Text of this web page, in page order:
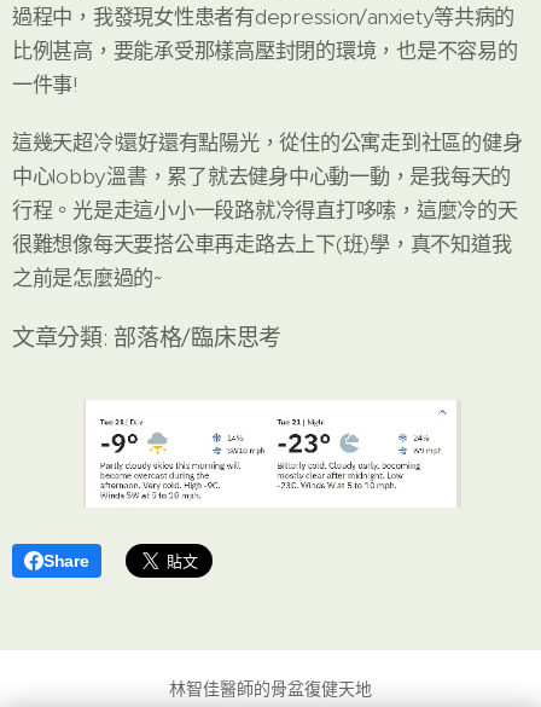
過程中，我發現女性患者有depression/anxiety等共病的
比例甚高，要能承受那樣高壓封閉的環境，也是不容易的
一件事!
這幾天超冷!還好還有點陽光，從住的公寓走到社區的健身
中心lobby溫書，累了就去健身中心動一動，是我每天的
行程。光是走這小小一段路就冷得直打哆嗦，這麼冷的天
很難想像每天要搭公車再走路去上下(班)學，真不知道我
之前是怎麼過的~
文章分類: 部落格/臨床思考
Share
林智佳醫師的骨盆復健天地